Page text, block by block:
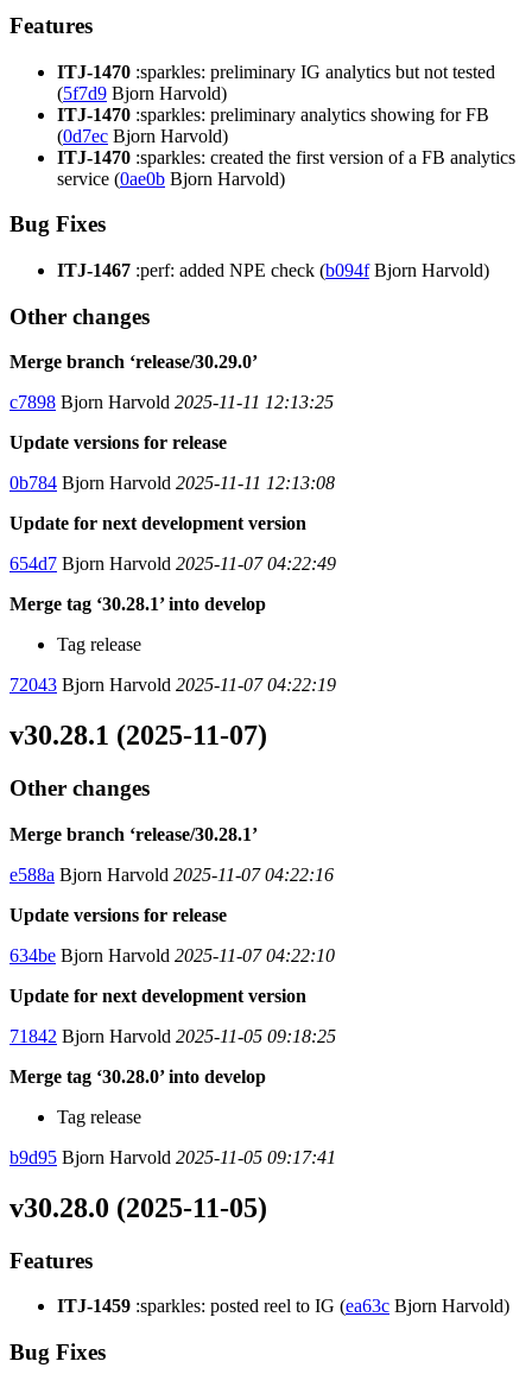
Features
ITJ-1470 :sparkles: preliminary IG analytics but not tested
(5f7d9 Bjorn Harvold)
ITJ-1470 :sparkles: preliminary analytics showing for FB
(0d7ec Bjorn Harvold)
ITJ-1470 :sparkles: created the first version of a FB analytics
service (0ae0b Bjorn Harvold)
Bug Fixes
ITJ-1467 :perf: added NPE check (b094fBjorn Harvold)
Other changes
Merge branch ‘release/30.29.0’
c7898 Bjorn Harvold 2025-11-11 12:13:25
Update versions for release
0b784 Bjorn Harvold 2025-11-11 12:13:08
Update for next development version
654d7 Bjorn Harvold 2025-11-07 04:22:49
Merge tag ‘30.28.1’ into develop
Tag release
72043 Bjorn Harvold 2025-11-07 04:22:19
v30.28.1 (2025-11-07)
Other changes
Merge branch ‘release/30.28.1’
e588a Bjorn Harvold 2025-11-07 04:22:16
Update versions for release
634be Bjorn Harvold 2025-11-07 04:22:10
Update for next development version
71842 Bjorn Harvold 2025-11-05 09:18:25
Merge tag ‘30.28.0’ into develop
Tag release
b9d95 Bjorn Harvold 2025-11-05 09:17:41
v30.28.0 (2025-11-05)
Features
ITJ-1459 :sparkles: posted reel to IG (ea63c Bjorn Harvold)
Bug Fixes